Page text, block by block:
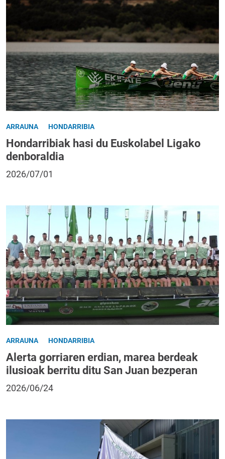
ARRAUNA HONDARRIBIA
Hondarribiak hasi du Euskolabel Ligako
denboraldia
2026/07/01
ARRAUNA HONDARRIBIA
Alerta gorriaren erdian, marea berdeak
ilusioak berritu ditu San Juan bezperan
2026/06/24